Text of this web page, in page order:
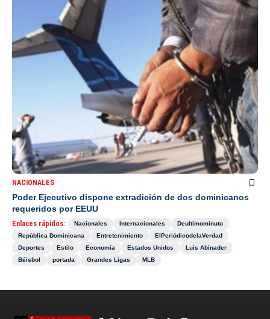
NACIONALES
Poder Ejecutivo dispone extradición de dos dominicanos
requeridos por EEUU
Enlaces rápidos: Nacionales Internacionales
Deultimominuto
República Dominicana
Entretenimiento
ElPeriódicodelaVerdad
Deportes
Estilo Economía Estados Unidos
Luis Abinader
Béisbol
portada Grandes Ligas MLB